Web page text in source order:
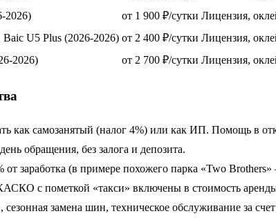
2026) от 1 900 ₽/сутки Лицензия,
U5 Plus (2026-2026) от 2 400 ₽/сутки Лицензия,
2026) от 2 700 ₽/сутки Лицензия,
как самозанятый (налог 4%) или как ИП. Помощь в
обращения, без залога и депозита.
от заработка (в примере похожего парка «Two
с пометкой «такси» включены в стоимость
замена шин, техническое обслуживание за